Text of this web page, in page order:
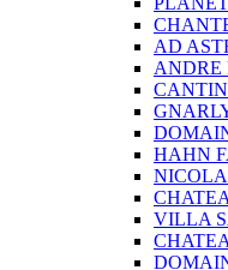
AD
ANDRE
HAHN
VILLA